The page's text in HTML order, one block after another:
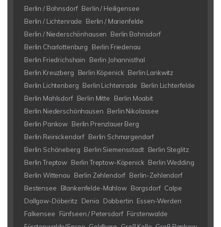
Berlin / Bohnsdorf Berlin / Heiligensee
Berlin / Lichtenrade
Berlin / Marienfelde
Berlin / Niederschönhausen
Berlin Bohnsdorf
Berlin Charlottenburg
Berlin Friedenau
Berlin Friedrichshain
Berlin Johannisthal
Berlin Kreuzberg
Berlin Köpenick Berlin Lankwitz
Berlin Lichtenberg Berlin Lichtenrade
Berlin Lichterfelde
Berlin Mahlsdorf Berlin Mitte
Berlin Moabit
Berlin Niederschönhausen Berlin Nikolassee
Berlin Pankow Berlin Prenzlauer Berg
Berlin Reinickendorf Berlin Schmargendorf
Berlin Schöneberg Berlin Siemensstadt Berlin Steglitz
Berlin Treptow Berlin Treptow-Köpenick Berlin Wedding
Berlin Wittenau
Berlin Zehlendorf Berlin-Zehlendorf
Bestensee
Blankenfelde-Mahlow Borgsdorf Calpe
Dallgow-Döberitz Denia Dobbertin Essen-Werden
Falkensee
Fünfseen / Petersdorf Fürstenwalde